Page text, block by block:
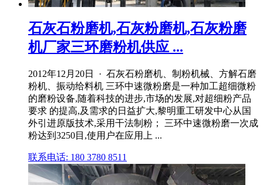
石灰石粉磨机,石灰粉磨机,石灰粉磨
机厂家三环磨粉机供应 ...
2012年12月20日 · 石灰石粉磨机、制粉机械、方解石磨
粉机、振动给料机 三环中速微粉磨是一种加工超细微粉
的磨粉设备,随着科技的进步,市场的发展,对超细粉产品
要求 的提高,及需求的日益扩大,黎明重工研发中心从国
外引进原版技术,采用干法制粉； 三环中速微粉磨一次成
粉达到3250目,使用户在应用上 ...
联系电话: 180 3780 8511